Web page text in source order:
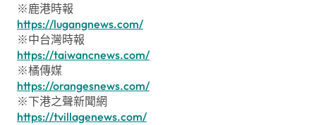
※鹿港時報
https://lugangnews.com/
※中台灣時報
https://taiwancnews.com/
※橘傳媒
https://orangesnews.com/
※下港之聲新聞網
https://tvillagenews.com/